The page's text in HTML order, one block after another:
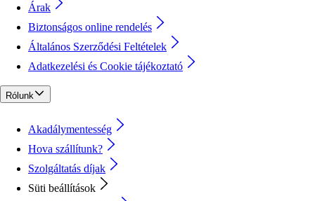
Árak
Biztonságos online rendelés
Általános Szerződési Feltételek
Adatkezelési és Cookie tájékoztató
Rólunk
Akadálymentesség
Hova szállítunk?
Szolgáltatás díjak
Süti beállítások